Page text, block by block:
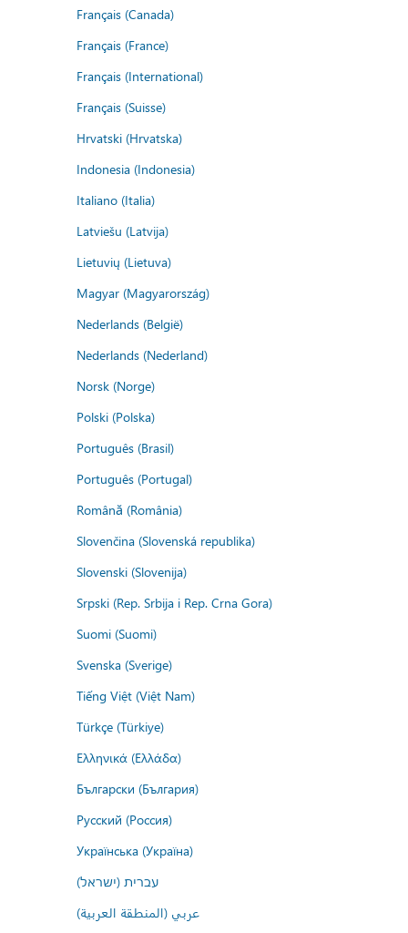
Français (Canada)
Français (France)
Français (International)
Français (Suisse)
Hrvatski (Hrvatska)
Indonesia (Indonesia)
Italiano (Italia)
Latviešu (Latvija)
Lietuvių (Lietuva)
Magyar (Magyarország)
Nederlands (België)
Nederlands (Nederland)
Norsk (Norge)
Polski (Polska)
Português (Brasil)
Português (Portugal)
Română (România)
Slovenčina (Slovenská republika)
Slovenski (Slovenija)
Srpski (Rep. Srbija i Rep. Crna Gora)
Suomi (Suomi)
Svenska (Sverige)
Tiếng Việt (Việt Nam)
Türkçe (Türkiye)
Ελληνικά (Ελλάδα)
Български (България)
Русский (Россия)
Українська (Україна)
עברית (ישראל)
عربي (المنطقة العربية)